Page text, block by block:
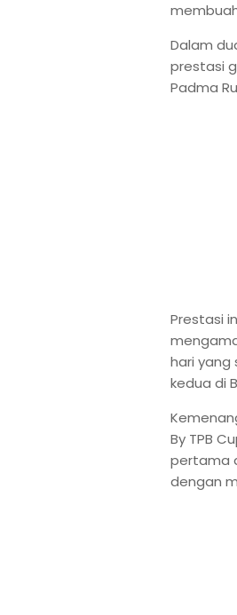
Dalam
prestasi
Padma
Prestasi
hari yang
kedua di
By TPB
pertama
dengan